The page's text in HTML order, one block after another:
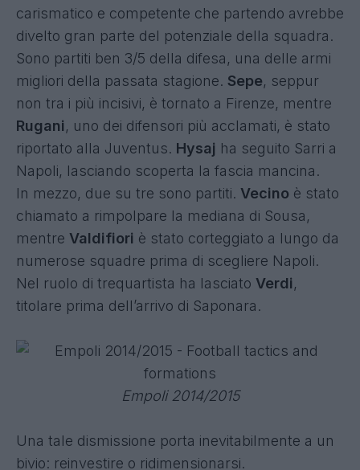
carismatico e competente che partendo avrebbe
divelto gran parte del potenziale della squadra.
Sono partiti ben 3/5 della difesa, una delle armi
migliori della passata stagione. Sepe, seppur
non tra i più incisivi, è tornato a Firenze, mentre
Rugani, uno dei difensori più acclamati, è stato
riportato alla Juventus. Hysaj ha seguito Sarri a
Napoli, lasciando scoperta la fascia mancina.
In mezzo, due su tre sono partiti. Vecino è stato
chiamato a rimpolpare la mediana di Sousa,
mentre Valdifiori è stato corteggiato a lungo da
numerose squadre prima di scegliere Napoli.
Nel ruolo di trequartista ha lasciato Verdi,
titolare prima dell’arrivo di Saponara.
Empoli 2014/2015
Una tale dismissione porta inevitabilmente a un
bivio: reinvestire o ridimensionarsi.